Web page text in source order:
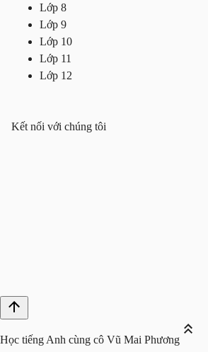
Lớp 8
Lớp 9
Lớp 10
Lớp 11
Lớp 12
Kết nối với chúng tôi
Học tiếng Anh cùng cô Vũ Mai Phương